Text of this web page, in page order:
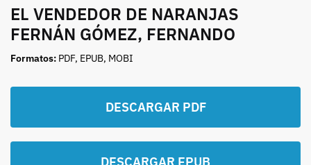
EL VENDEDOR DE NARANJAS
FERNÁN GÓMEZ, FERNANDO
Formatos: PDF, EPUB, MOBI
DESCARGAR PDF
DESCARGAR EPUB